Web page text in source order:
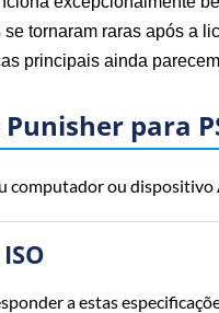
tornaram raras após a
principais ainda
Punisher para
computador ou dispositivo
a estas